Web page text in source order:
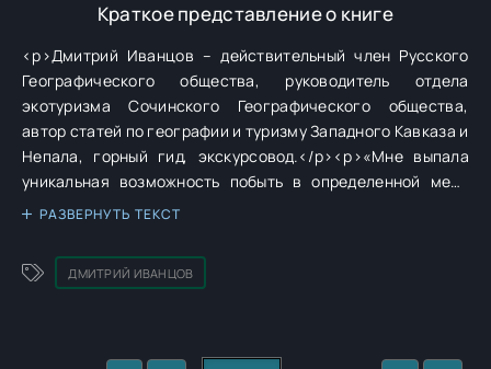
Краткое представление о книге
<p>Дмитрий Иванцов – действительный член Русского
Географического общества, руководитель отдела
экотуризма Сочинского Географического общества,
автор статей по географии и туризму Западного Кавказа и
Непала, горный гид, экскурсовод.</p><p>«Мне выпала
уникальная возможность побыть в определенной мере
придверником, открывающим дверь русскоязычному
удивительной страной, чьи города рассыпаны по
Гималаям. Желание поделиться своими впечатлениями
я не удержался. Тому свидетельство эта книга».</p>
РАЗВЕРНУТЬ ТЕКСТ
ДМИТРИЙ ИВАНЦОВ